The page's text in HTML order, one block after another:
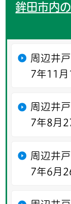
鉾田市内
周辺井
7年11月
周辺井
7年8月
周辺井
7年6月